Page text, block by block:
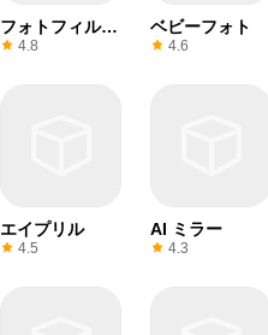
フォトフィルタ
ーカメラ
4.8
ベビーフォト
4.6
エイプリル
4.5
AI ミラー
4.3